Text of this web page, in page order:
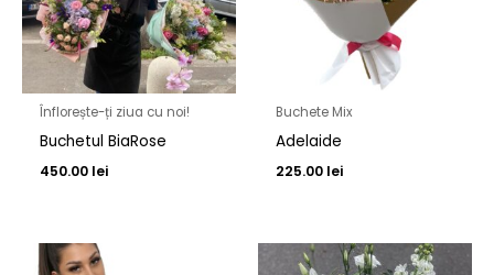
Înflorește-ți ziua cu noi!
Buchetul BiaRose
450.00 lei
Buchete Mix
Adelaide
225.00 lei